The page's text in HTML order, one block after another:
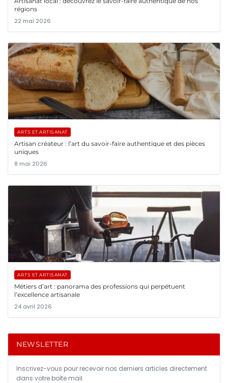
régions
22 mai 2026
ARTS ET ARTISANAT
Artisan créateur : l’art du savoir-faire authentique et des pièces
uniques
8 mai 2026
ARTS ET ARTISANAT
Métiers d’art : panorama des professions qui perpétuent
l’excellence artisanale
24 avril 2026
NEWSLETTER
Inscrivez-vous pour recevoir nos derniers articles directement
dans votre boîte mail.